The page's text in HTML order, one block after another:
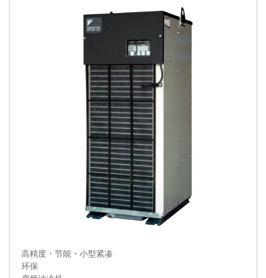
高精度・节能・小型紧凑
环保